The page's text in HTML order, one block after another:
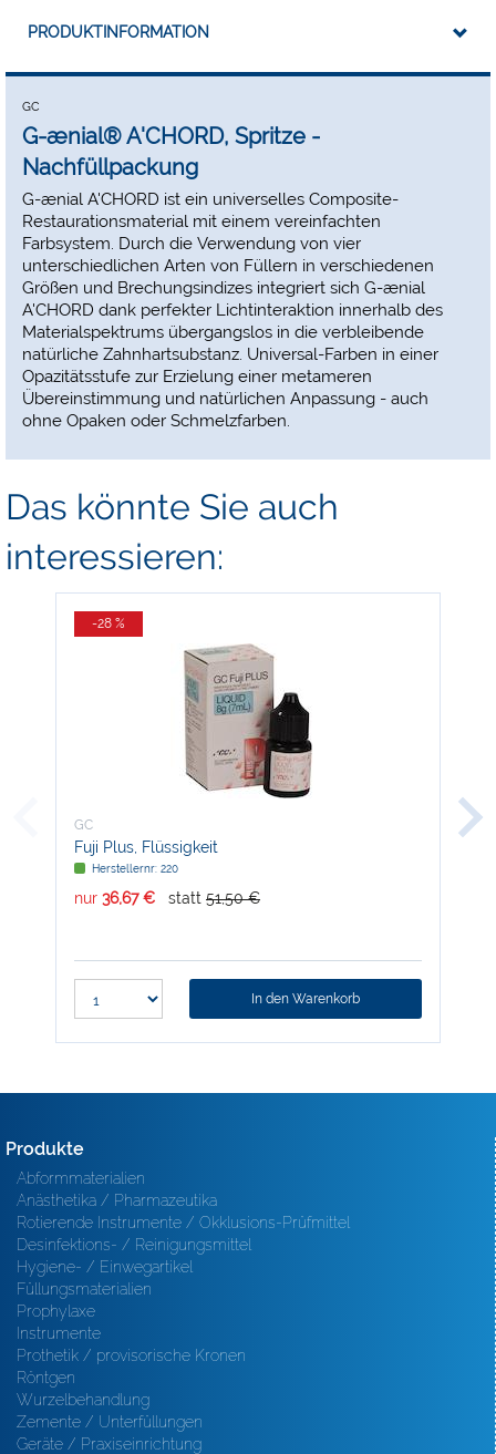
PRODUKTINFORMATION
GC
G-ænial® A'CHORD, Spritze -
Nachfüllpackung
G-ænial A'CHORD ist ein universelles Composite-
Restaurationsmaterial mit einem vereinfachten
Farbsystem. Durch die Verwendung von vier
unterschiedlichen Arten von Füllern in verschiedenen
Größen und Brechungsindizes integriert sich G-ænial
A'CHORD dank perfekter Lichtinteraktion innerhalb des
Materialspektrums übergangslos in die verbleibende
natürliche Zahnhartsubstanz. Universal-Farben in einer
Opazitätsstufe zur Erzielung einer metameren
Übereinstimmung und natürlichen Anpassung - auch
ohne Opaken oder Schmelzfarben.
Das könnte Sie auch
interessieren:
-28 %
GC
Fuji Plus, Flüssigkeit
Herstellernr: 220
nur 36,67 € statt 51,50 €
In den Warenkorb
GC
Produkte
Abformmaterialien
Anästhetika / Pharmazeutika
Rotierende Instrumente / Okklusions-Prüfmittel
Desinfektions- / Reinigungsmittel
Hygiene- / Einwegartikel
Füllungsmaterialien
Prophylaxe
Instrumente
Prothetik / provisorische Kronen
Röntgen
Wurzelbehandlung
Zemente / Unterfüllungen
Geräte / Praxiseinrichtung